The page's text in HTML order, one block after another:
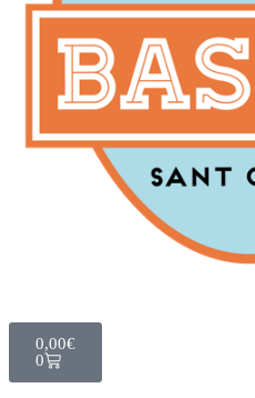
0,00€
0